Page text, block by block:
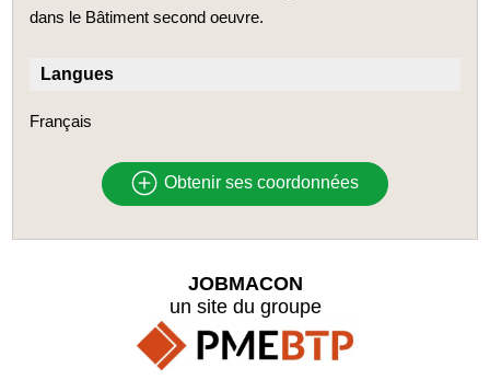
dans le Bâtiment second oeuvre.
Langues
Français
Obtenir ses coordonnées
JOBMACON
un site du groupe